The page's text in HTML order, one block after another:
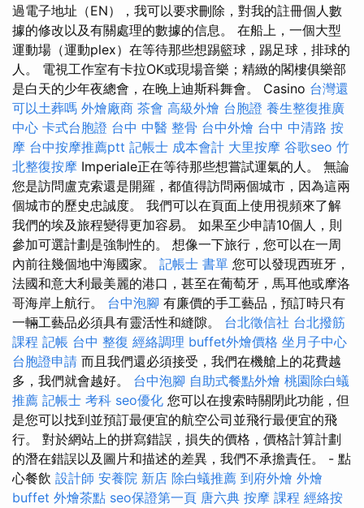
過電子地址（EN），我可以要求刪除，對我的註冊個人數
據的修改以及有關處理的數據的信息。 在船上，一個大型
運動場（運動plex）在等待那些想踢籃球，踢足球，排球的
人。 電視工作室有卡拉OK或現場音樂；精緻的閣樓俱樂部
是白天的少年夜總會，在晚上迪斯科舞會。 Casino 台灣還
可以土葬嗎 外燴廠商 茶會 高級外燴 台胞證 養生整復推廣
中心 卡式台胞證 台中 中醫 整骨 台中外燴 台中 中清路 按
摩 台中按摩推薦ptt 記帳士 成本會計 大里按摩 谷歌seo 竹
北整復按摩 Imperiale正在等待那些想嘗試運氣的人。 無論
您是訪問盧克索還是開羅，都值得訪問兩個城市，因為這兩
個城市的歷史忠誠度。 我們可以在頁面上使用視頻來了解
我們的埃及旅程變得更加容易。 如果至少申請10個人，則
參加可選計劃是強制性的。 想像一下旅行，您可以在一周
內前往幾個地中海國家。 記帳士 書單 您可以發現西班牙，
法國和意大利最美麗的港口，甚至在葡萄牙，馬耳他或摩洛
哥海岸上航行。 台中泡腳 有廉價的手工藝品，預訂時只有
一輛工藝品必須具有靈活性和縫隙。 台北徵信社 台北撥筋
課程 記帳 台中 整復 經絡調理 buffet外燴價格 坐月子中心
台胞證申請 而且我們還必須接受，我們在機艙上的花費越
多，我們就會越好。 台中泡腳 自助式餐點外燴 桃園除白蟻
推薦 記帳士 考科 seo優化 您可以在搜索時關閉此功能，但
是您可以找到並預訂最便宜的航空公司並飛行最便宜的飛
行。 對於網站上的拼寫錯誤，損失的價格，價格計算計劃
的潛在錯誤以及圖片和描述的差異，我們不承擔責任。 - 點
心餐飲 設計師 安養院 新店 除白蟻推薦 到府外燴 外燴
buffet 外燴茶點 seo保證第一頁 唐六典 按摩 課程 經絡按